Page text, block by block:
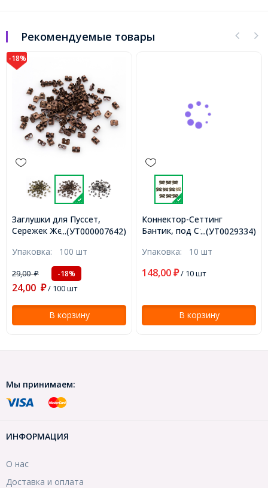
Рекомендуемые товары
-18%
...(УТ000007642)
Заглушки для Пуссет,
Сережек Железные, Медь,
0.8~1мм, (УТ000007642)
Упаковка: 100 шт
29,00₽ -18%
24,00 ₽/ 100 шт
В корзину
...(УТ0029334)
Коннектор-Сеттинг
Бантик, под Стразы, 2
сплав, Бронза,
2мм, Пригоден под Стразы
Упаковка: 10 шт
148,00 ₽/ 10 шт
В корзину
Мы принимаем:
ИНФОРМАЦИЯ
О нас
Доставка и оплата